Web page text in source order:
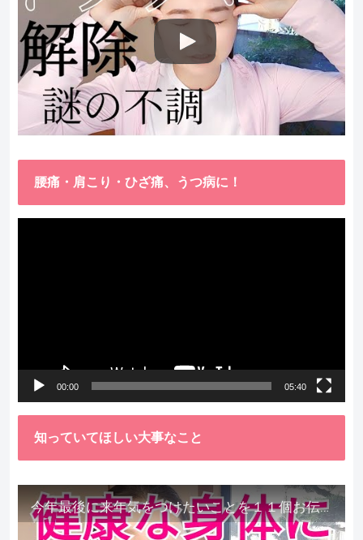
腰痛・肩こり・ひざ痛、うつ病に！
00:00 05:40
知っていてほしい大事なこと
今年最後に来年気をつけたいことを１１個お伝えします。